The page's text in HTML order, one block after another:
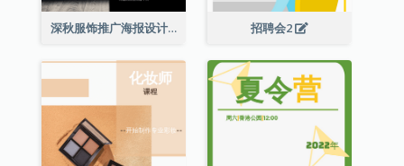
深秋服饰推广海报设计 招聘会2